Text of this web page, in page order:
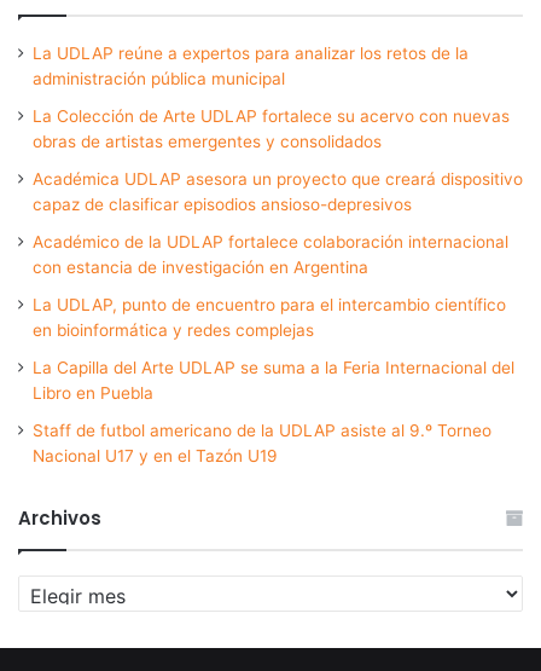
La UDLAP reúne a expertos para analizar los retos de la
administración pública municipal
La Colección de Arte UDLAP fortalece su acervo con nuevas
obras de artistas emergentes y consolidados
Académica UDLAP asesora un proyecto que creará dispositivo
capaz de clasificar episodios ansioso-depresivos
Académico de la UDLAP fortalece colaboración internacional
con estancia de investigación en Argentina
La UDLAP, punto de encuentro para el intercambio científico
en bioinformática y redes complejas
La Capilla del Arte UDLAP se suma a la Feria Internacional del
Libro en Puebla
Staff de futbol americano de la UDLAP asiste al 9.º Torneo
Nacional U17 y en el Tazón U19
Archivos
Archivos